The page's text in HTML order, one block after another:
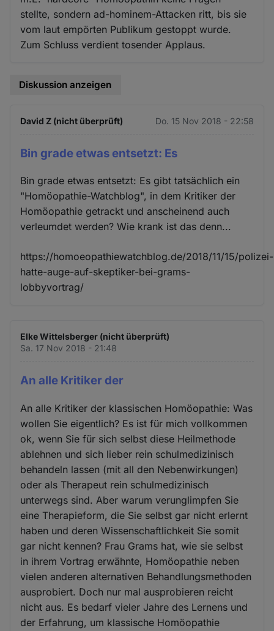
stellte, sondern ad-hominem-Attacken ritt, bis sie
vom laut empörten Publikum gestoppt wurde.
Zum Schluss verdient tosender Applaus.
Diskussion anzeigen
David Z (nicht überprüft) Do. 15 Nov 2018 - 22:58
Bin grade etwas entsetzt: Es
Bin grade etwas entsetzt: Es gibt tatsächlich ein
"Homöopathie-Watchblog", in dem Kritiker der
Homöopathie getrackt und anscheinend auch
verleumdet werden? Wie krank ist das denn...
https://homoeopathiewatchblog.de/2018/11/15/polizei-
hatte-auge-auf-skeptiker-bei-grams-
lobbyvortrag/
Elke Wittelsberger (nicht überprüft)
Sa. 17 Nov 2018 - 21:48
An alle Kritiker der
An alle Kritiker der klassischen Homöopathie: Was
wollen Sie eigentlich? Es ist für mich vollkommen
ok, wenn Sie für sich selbst diese Heilmethode
ablehnen und sich lieber rein schulmedizinisch
behandeln lassen (mit all den Nebenwirkungen)
oder als Therapeut rein schulmedizinisch
unterwegs sind. Aber warum verunglimpfen Sie
eine Therapieform, die Sie selbst gar nicht erlernt
haben und deren Wissenschaftlichkeit Sie somit
gar nicht kennen? Frau Grams hat, wie sie selbst
in ihrem Vortrag erwähnte, Homöopathie neben
vielen anderen alternativen Behandlungsmethoden
ausprobiert. Doch nur mal ausprobieren reicht
nicht aus. Es bedarf vieler Jahre des Lernens und
der Erfahrung, um klassische Homöopathie